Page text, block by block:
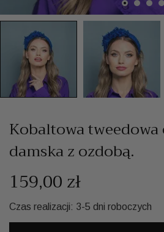
Kobaltowa tweedowa
damska z ozdobą.
159,00 zł
Czas realizacji: 3-5 dni roboczych